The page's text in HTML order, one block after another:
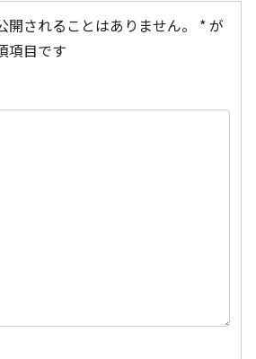
開されることはありません。
*が
項目です